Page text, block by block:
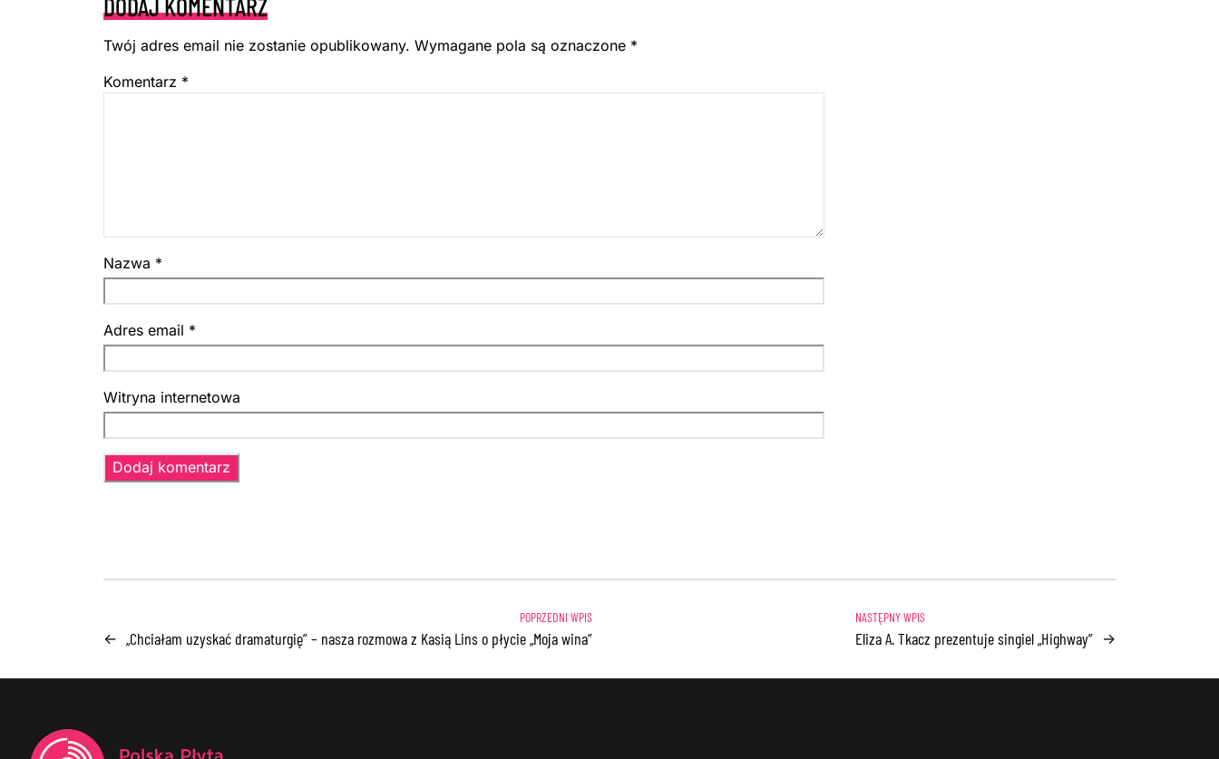
DODAJ KOMENTARZ
Twój adres email nie zostanie opublikowany. Wymagane pola są oznaczone *
Komentarz *
Nazwa *
Adres email *
Witryna internetowa
← „Chciałam uzyskać dramaturgię” – nasza rozmowa z Kasią Lins o płycie „Moja wina” Eliza A. Tkacz prezentuje singiel „Highway” →